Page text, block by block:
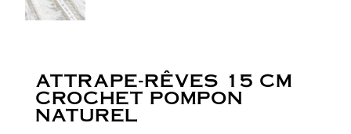
ATTRAPE-RÊVES 15 CM
CROCHET POMPON
NATUREL